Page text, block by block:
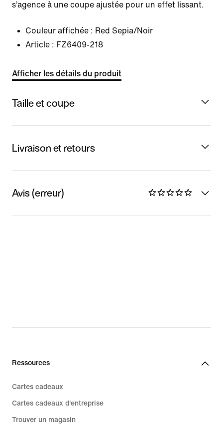
s’agence à une coupe ajustée pour un effet lissant.
Couleur affichée : Red Sepia/Noir
Article : FZ6409-218
Afficher les détails du produit
Taille et coupe
Livraison et retours
Avis (erreur)
Ressources
Cartes cadeaux
Cartes cadeaux d'entreprise
Trouver un magasin